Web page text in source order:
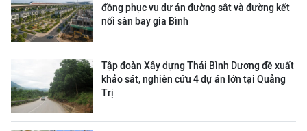
đồng phục vụ dự án đường sắt và đường kết
nối sân bay gia Bình
Tập đoàn Xây dựng Thái Bình Dương đề xuất
khảo sát, nghiên cứu 4 dự án lớn tại Quảng
Trị